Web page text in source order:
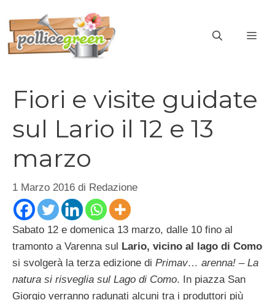
contenuto
Fiori e visite guidate
sul Lario il 12 e 13
marzo
1 Marzo 2016 di Redazione
Sabato 12 e domenica 13 marzo, dalle 10 fino al
tramonto a Varenna sul Lario, vicino al lago di Como
si svolgerà la terza edizione di Primav… arenna! – La
natura si risveglia sul Lago di Como. In piazza San
Giorgio verranno radunati alcuni tra i produttori più